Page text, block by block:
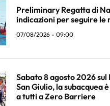
Preliminary Regatta di
indicazioni per seguire le
07/08/2026 - 09:00
Sabato 8 agosto 2026
San Giulio, la subacquea
a tutti a Zero Barriere